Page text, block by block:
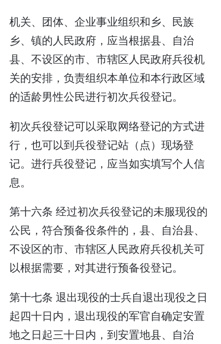
机关、团体、企业事业组织和乡、民族
乡、镇的人民政府，应当根据县、自治
县、不设区的市、市辖区人民政府兵役机
关的安排，负责组织本单位和本行政区域
的适龄男性公民进行初次兵役登记。
初次兵役登记可以采取网络登记的方式进
行，也可以到兵役登记站（点）现场登
记。进行兵役登记，应当如实填写个人信
息。
第十六条 经过初次兵役登记的未服现役的
公民，符合预备役条件的，县、自治县、
不设区的市、市辖区人民政府兵役机关可
以根据需要，对其进行预备役登记。
第十七条 退出现役的士兵自退出现役之日
起四十日内，退出现役的军官自确定安置
地之日起三十日内，到安置地县、自治